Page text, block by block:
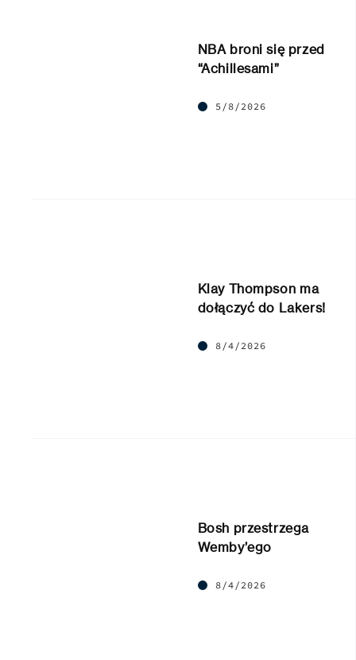
NBA broni się przed
“Achillesami”
5/8/2026
Klay Thompson ma
dołączyć do Lakers!
8/4/2026
Bosh przestrzega
Wemby’ego
8/4/2026